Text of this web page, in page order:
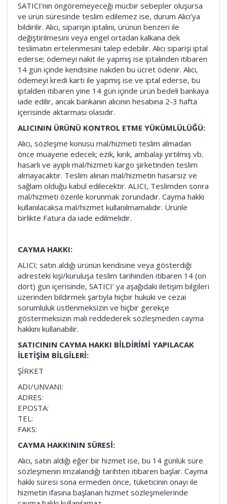
SATICI’nın öngöremeyeceği mücbir sebepler oluşursa
ve ürün süresinde teslim edilemez ise, durum Alıcı’ya
bildirilir. Alıcı, siparişin iptalini, ürünün benzeri ile
değiştirilmesini veya engel ortadan kalkana dek
teslimatın ertelenmesini talep edebilir. Alıcı siparişi iptal
ederse; ödemeyi nakit ile yapmış ise iptalinden itibaren
14 gün içinde kendisine nakden bu ücret ödenir. Alıcı,
ödemeyi kredi kartı ile yapmış ise ve iptal ederse, bu
iptalden itibaren yine 14 gün içinde ürün bedeli bankaya
iade edilir, ancak bankanın alıcının hesabına 2-3 hafta
içerisinde aktarması olasıdır.
ALICININ ÜRÜNÜ KONTROL ETME YÜKÜMLÜLÜĞÜ:
Alıcı, sözleşme konusu mal/hizmeti teslim almadan
önce muayene edecek; ezik, kırık, ambalajı yırtılmış vb.
hasarlı ve ayıplı mal/hizmeti kargo şirketinden teslim
almayacaktır. Teslim alınan mal/hizmetin hasarsız ve
sağlam olduğu kabul edilecektir. ALICI, Teslimden sonra
mal/hizmeti özenle korunmak zorundadır. Cayma hakkı
kullanılacaksa mal/hizmet kullanılmamalıdır. Ürünle
birlikte Fatura da iade edilmelidir.
CAYMA HAKKI:
ALICI; satın aldığı ürünün kendisine veya gösterdiği
adresteki kişi/kuruluşa teslim tarihinden itibaren 14 (on
dört) gün içerisinde, SATICI’ ya aşağıdaki iletişim bilgileri
üzerinden bildirmek şartıyla hiçbir hukuki ve cezai
sorumluluk üstlenmeksizin ve hiçbir gerekçe
göstermeksizin malı reddederek sözleşmeden cayma
hakkını kullanabilir.
SATICININ CAYMA HAKKI BİLDİRİMİ YAPILACAK
İLETİŞİM BİLGİLERİ:
ŞİRKET
ADI/UNVANI:
ADRES:
EPOSTA:
TEL:
FAKS:
CAYMA HAKKININ SÜRESİ:
Alıcı, satın aldığı eğer bir hizmet ise, bu 14 günlük süre
sözleşmenin imzalandığı tarihten itibaren başlar. Cayma
hakkı süresi sona ermeden önce, tüketicinin onayı ile
hizmetin ifasına başlanan hizmet sözleşmelerinde